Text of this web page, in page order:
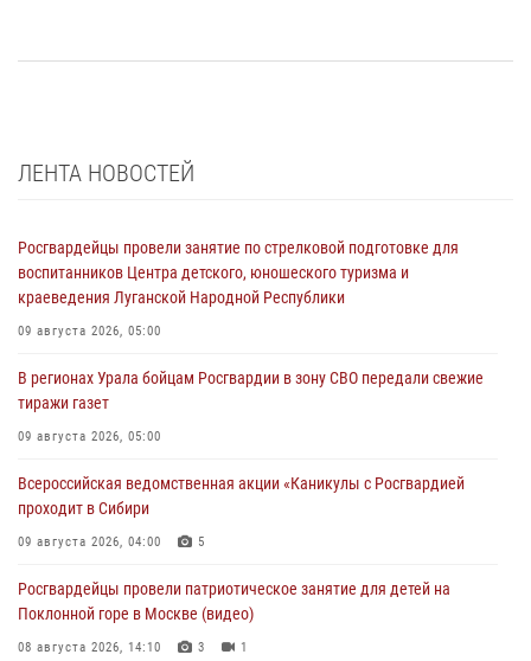
ЛЕНТА НОВОСТЕЙ
Росгвардейцы провели занятие по стрелковой подготовке для
воспитанников Центра детского, юношеского туризма и
краеведения Луганской Народной Республики
09 августа 2026, 05:00
В регионах Урала бойцам Росгвардии в зону СВО передали свежие
тиражи газет
09 августа 2026, 05:00
Всероссийская ведомственная акции «Каникулы с Росгвардией
проходит в Сибири
09 августа 2026, 04:00 5
Росгвардейцы провели патриотическое занятие для детей на
Поклонной горе в Москве (видео)
08 августа 2026, 14:10 3 1